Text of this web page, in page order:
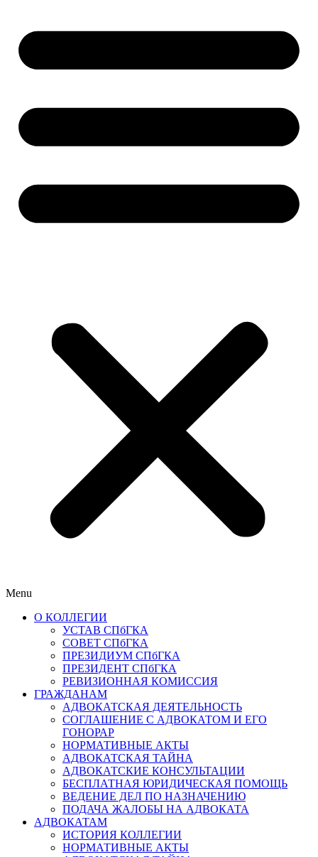
Menu
О КОЛЛЕГИИ
УСТАВ СПбГКА
СОВЕТ СПбГКА
ПРЕЗИДИУМ СПбГКА
ПРЕЗИДЕНТ СПбГКА
РЕВИЗИОННАЯ КОМИССИЯ
ГРАЖДАНАМ
АДВОКАТСКАЯ ДЕЯТЕЛЬНОСТЬ
СОГЛАШЕНИЕ С АДВОКАТОМ И ЕГО
ГОНОРАР
НОРМАТИВНЫЕ АКТЫ
АДВОКАТСКАЯ ТАЙНА
АДВОКАТСКИЕ КОНСУЛЬТАЦИИ
БЕСПЛАТНАЯ ЮРИДИЧЕСКАЯ ПОМОЩЬ
ВЕДЕНИЕ ДЕЛ ПО НАЗНАЧЕНИЮ
ПОДАЧА ЖАЛОБЫ НА АДВОКАТА
АДВОКАТАМ
ИСТОРИЯ КОЛЛЕГИИ
НОРМАТИВНЫЕ АКТЫ